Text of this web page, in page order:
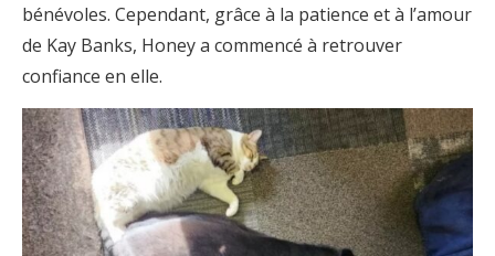
bénévoles. Cependant, grâce à la patience et à l’amour
de Kay Banks, Honey a commencé à retrouver
confiance en elle.